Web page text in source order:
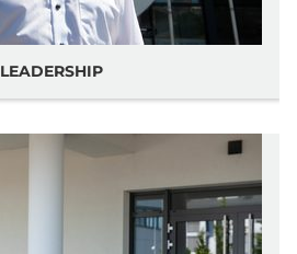
LEADERSHIP